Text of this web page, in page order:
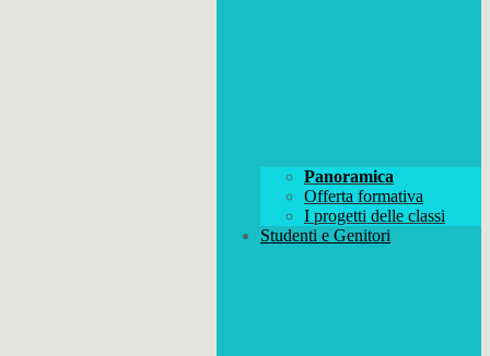
Panoramica
Offerta formativa
I progetti delle classi
Studenti e Genitori